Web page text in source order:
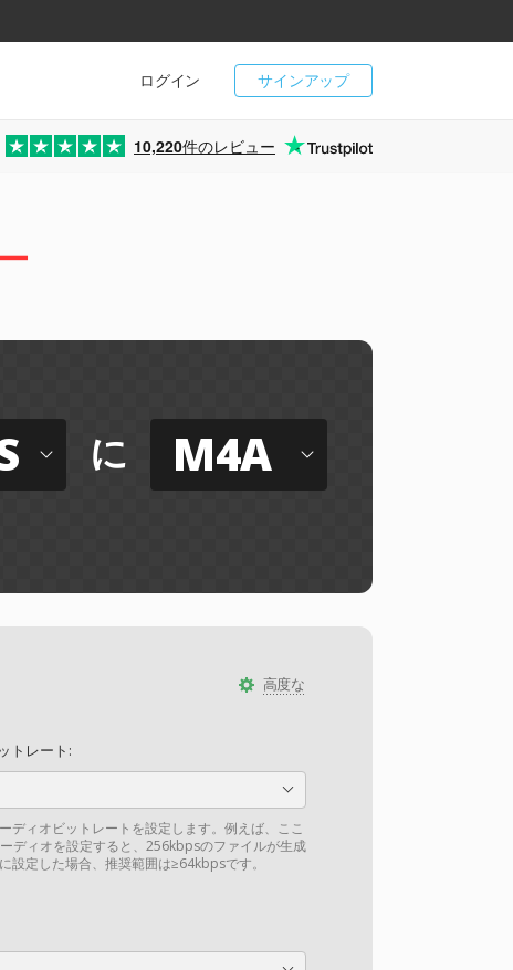
サインアップ
ログイン
10,220件のレビュー
に M4A
高度な
トレート:
ディオビットレートを設定します。例えば、ここ
ディオを設定すると、256kbpsのファイルが生成
設定した場合、推奨範囲は≥64kbpsです。